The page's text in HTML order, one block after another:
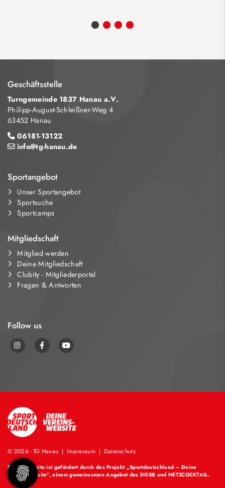
Geschäftsstelle
Turngemeinde 1837 Hanau a.V.
Philipp-August-Schleißner-Weg 4
63452 Hanau
06181-13122
info@tg-hanau.de
Sportangebot
Unser Sportangebot
Sportsuche
Sportcamps
Mitgliedschaft
Mitglied werden
Deine Mitgliedschaft
Clubity - Mitgliederportal
Fragen & Antworten
Follow us
© 2026 - TG Hanau | Impressum| Datenschutz
Diese Website ist gefördert durch das Projekt „Sportdeutschland – Deine
Vereinswebsite”, einem gemeinsamen Angebot des DOSB und NETZCOCKTAIL.